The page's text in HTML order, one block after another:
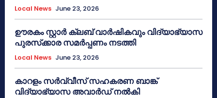
Local News June 23, 2026
ഊരകം സ്റ്റാർ ക്ലബ് വാർഷികവും വിദ്യാഭ്യാസ
പുരസ്‌ക്കാര സമർപ്പണം നടത്തി
Local News June 23, 2026
കാറളം സർവ്വീസ് സഹകരണ ബാങ്ക്
വിദ്യാഭ്യാസ അവാർഡ് നൽകി